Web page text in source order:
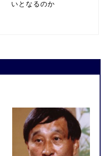
いとなるのか